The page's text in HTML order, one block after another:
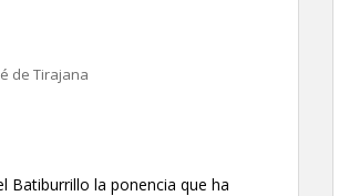
de Tirajana
Batiburrillo la ponencia que ha